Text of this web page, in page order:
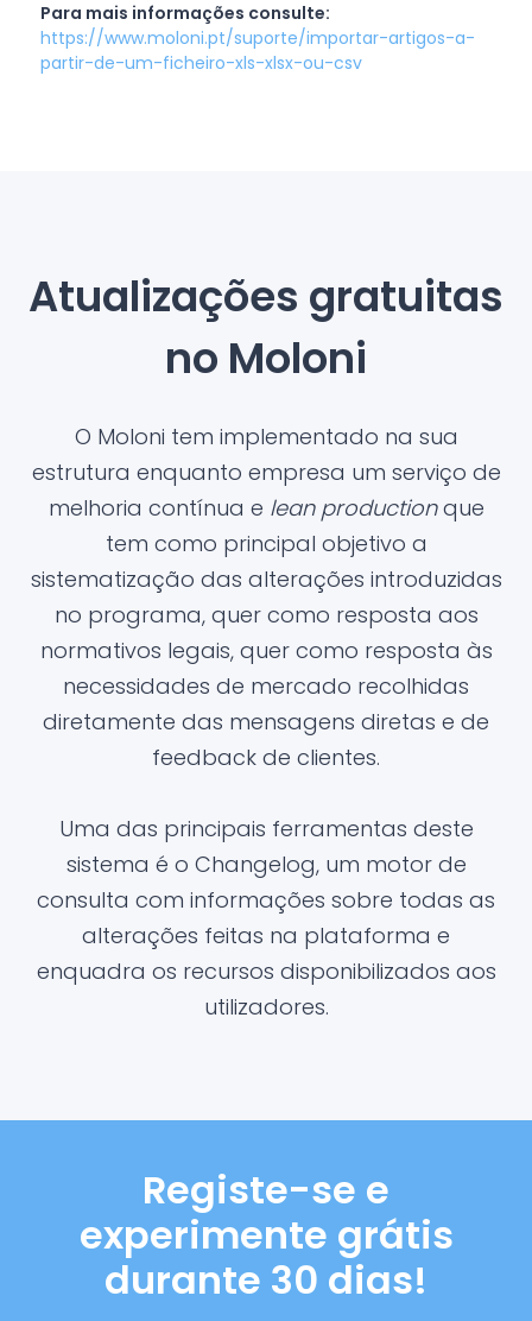
Para mais informações consulte:
https://www.moloni.pt/suporte/importar-artigos-a-
partir-de-um-ficheiro-xls-xlsx-ou-csv
Atualizações gratuitas
no Moloni
O Moloni tem implementado na sua
estrutura enquanto empresa um serviço de
melhoria contínua e lean productionque
tem como principal objetivo a
sistematização das alterações introduzidas
no programa, quer como resposta aos
normativos legais, quer como resposta às
necessidades de mercado recolhidas
diretamente das mensagens diretas e de
feedback de clientes.
Uma das principais ferramentas deste
sistema é o Changelog, um motor de
consulta com informações sobre todas as
alterações feitas na plataforma e
enquadra os recursos disponibilizados aos
utilizadores.
Registe-se e
experimente grátis
durante 30 dias!